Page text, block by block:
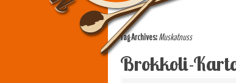
Tag Archives:Muskatnuss
Brokkoli-